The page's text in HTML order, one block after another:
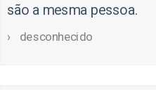
são a mesma pessoa.
desconhecido